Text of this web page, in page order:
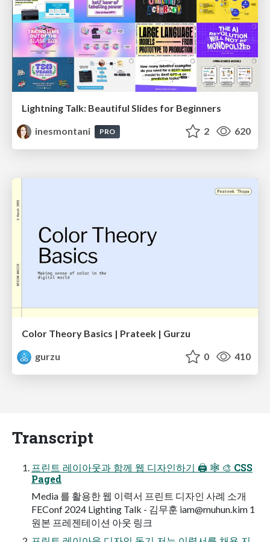
Lightning Talk: Beautiful Slides for Beginners
inesmontani
PRO 2 620
Color Theory Basics | Prateek | Gurzu
gurzu
0 410
Transcript
프린트 레이아웃과 함께 웹 디자인하기 🖨 🕸 🎨 CSS
Paged
Media 를 활용한 웹 이력서 프린트 디자인 사례 소개
FEConf 2024 Lighting Talk - 김무훈 iam@muhun.kim 1
원본 프레젠테이션 아웃 링크